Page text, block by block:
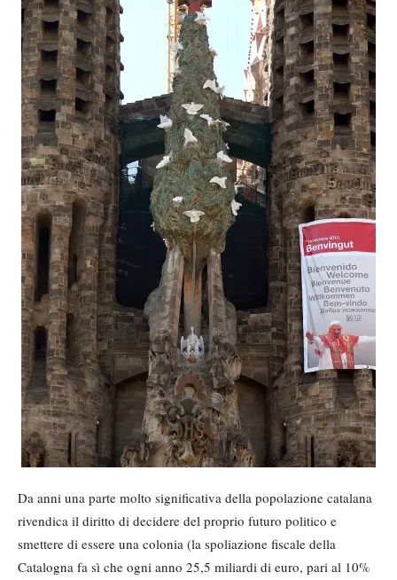
Da anni una parte molto significativa della popolazione catalana
rivendica il diritto di decidere del proprio futuro politico e
smettere di essere una colonia (la spoliazione fiscale della
Catalogna fa sì che ogni anno 25,5 miliardi di euro, pari al 10%